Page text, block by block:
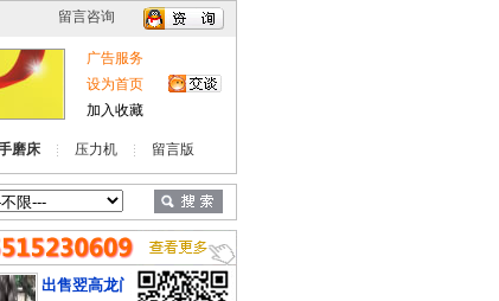
广告服务
设为首页
加入收藏
磨床 压力机 留言版
出售翌高龙门加工中心YG-